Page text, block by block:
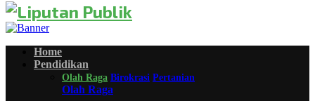
Home
Pendidikan
Olah Raga Birokrasi Pertanian
Olah Raga